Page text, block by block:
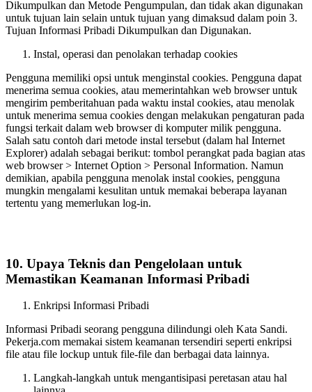
Dikumpulkan dan Metode Pengumpulan, dan tidak akan digunakan
untuk tujuan lain selain untuk tujuan yang dimaksud dalam poin 3.
Tujuan Informasi Pribadi Dikumpulkan dan Digunakan.
Instal, operasi dan penolakan terhadap cookies
Pengguna memiliki opsi untuk menginstal cookies. Pengguna dapat
menerima semua cookies, atau memerintahkan web browser untuk
mengirim pemberitahuan pada waktu instal cookies, atau menolak
untuk menerima semua cookies dengan melakukan pengaturan pada
fungsi terkait dalam web browser di komputer milik pengguna.
Salah satu contoh dari metode instal tersebut (dalam hal Internet
Explorer) adalah sebagai berikut: tombol perangkat pada bagian atas
web browser > Internet Option > Personal Information. Namun
demikian, apabila pengguna menolak instal cookies, pengguna
mungkin mengalami kesulitan untuk memakai beberapa layanan
tertentu yang memerlukan log-in.
10. Upaya Teknis dan Pengelolaan untuk
Memastikan Keamanan Informasi Pribadi
Enkripsi Informasi Pribadi
Informasi Pribadi seorang pengguna dilindungi oleh Kata Sandi.
Pekerja.com memakai sistem keamanan tersendiri seperti enkripsi
file atau file lockup untuk file-file dan berbagai data lainnya.
Langkah-langkah untuk mengantisipasi peretasan atau hal